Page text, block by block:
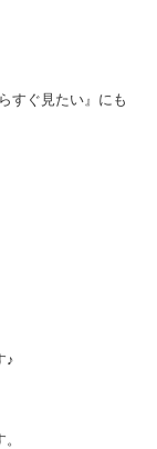
すぐ見たい』にも
♪